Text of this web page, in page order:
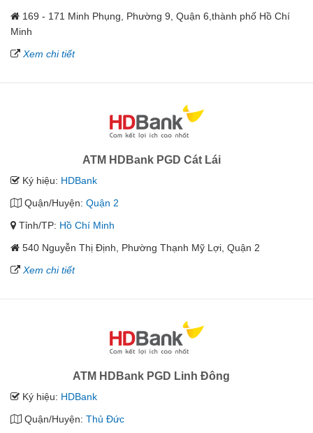
169 - 171 Minh Phụng, Phường 9, Quận 6,thành phố Hồ Chí
Minh
Xem chi tiết
ATM HDBank PGD Cát Lái
Ký hiệu: HDBank
Quận/Huyện: Quận 2
Tỉnh/TP: Hồ Chí Minh
540 Nguyễn Thị Định, Phường Thạnh Mỹ Lợi, Quận 2
Xem chi tiết
ATM HDBank PGD Linh Đông
Ký hiệu: HDBank
Quận/Huyện: Thủ Đức